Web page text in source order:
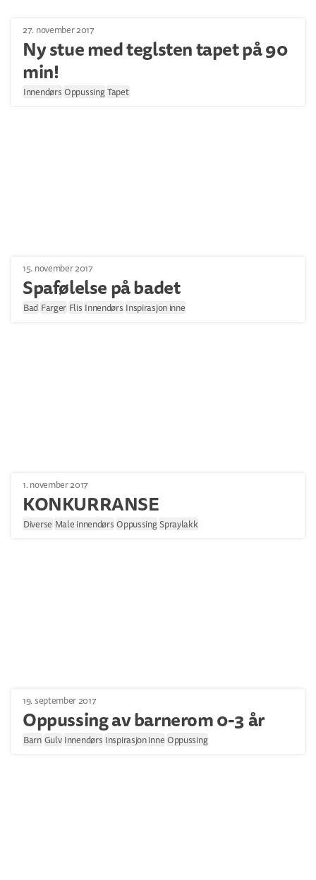
27. november 2017
Ny stue med teglsten tapet på 90
min!
Innendørs OppussingTapet
15. november 2017
Spafølelse på badet
Bad Farger Flis Innendørs Inspirasjon inne
1. november 2017
KONKURRANSE
Diverse Male innendørs OppussingSpraylakk
19. september 2017
Oppussing av barnerom 0-3 år
Barn Gulv Innendørs Inspirasjon inne Oppussing